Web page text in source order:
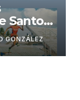
Santo
GONZÁLEZ